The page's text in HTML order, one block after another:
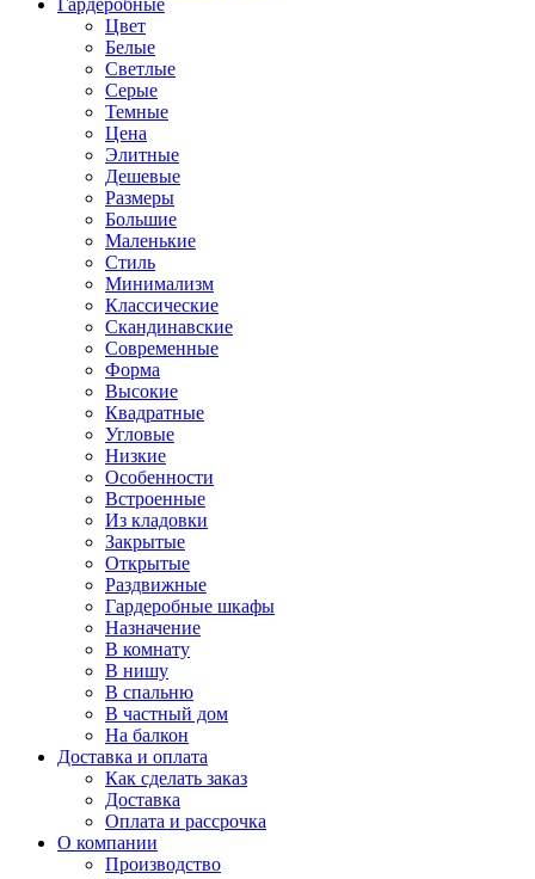
Гардеробные
Цвет
Белые
Светлые
Серые
Темные
Цена
Элитные
Дешевые
Размеры
Большие
Маленькие
Стиль
Минимализм
Классические
Скандинавские
Современные
Форма
Высокие
Квадратные
Угловые
Низкие
Особенности
Встроенные
Из кладовки
Закрытые
Открытые
Раздвижные
Гардеробные шкафы
Назначение
В комнату
В нишу
В спальню
В частный дом
На балкон
Доставка и оплата
Как сделать заказ
Доставка
Оплата и рассрочка
О компании
Производство